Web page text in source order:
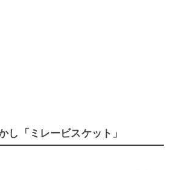
し「ミレービスケット」